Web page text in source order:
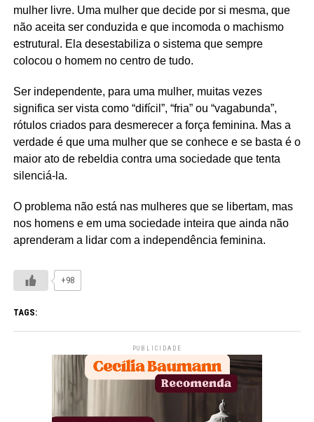
mulher livre. Uma mulher que decide por si mesma, que
não aceita ser conduzida e que incomoda o machismo
estrutural. Ela desestabiliza o sistema que sempre
colocou o homem no centro de tudo.
Ser independente, para uma mulher, muitas vezes
significa ser vista como “difícil”, “fria” ou “vagabunda”,
rótulos criados para desmerecer a força feminina. Mas a
verdade é que uma mulher que se conhece e se basta é o
maior ato de rebeldia contra uma sociedade que tenta
silenciá-la.
O problema não está nas mulheres que se libertam, mas
nos homens e em uma sociedade inteira que ainda não
aprenderam a lidar com a independência feminina.
+98
TAGS:
PUBLICIDADE